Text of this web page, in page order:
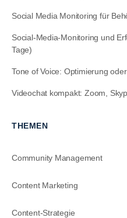
Social Media Monitoring für
Social-Media-Monitoring und
Tage)
Tone of Voice: Optimierung
Videochat kompakt: Zoom,
THEMEN
Community Management
Content Marketing
Content-Strategie